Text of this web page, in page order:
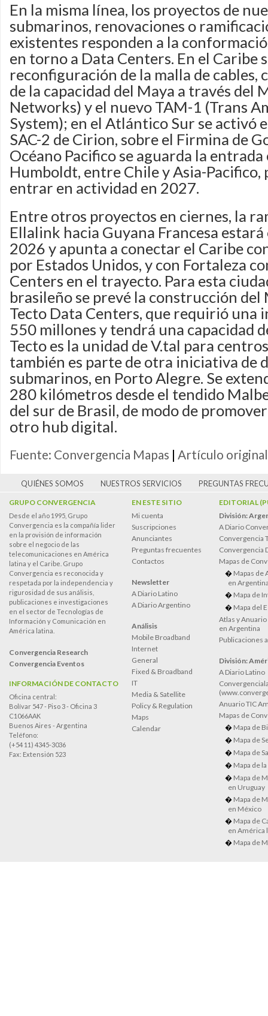
En la misma línea, los proyectos de
submarinos, renovaciones o
existentes responden a la
en torno a Data Centers. En el Caribe
reconfiguración de la malla de cables,
de la capacidad del Maya a través del
Networks) y el nuevo TAM-1 (Trans
System); en el Atlántico Sur se activó
SAC-2 de Cirion, sobre el Firmina de
Océano Pacifico se aguarda la
Humboldt, entre Chile y Asia-Pacifico,
entrar en actividad en 2027.
Entre otros proyectos en ciernes, la
Ellalink hacia Guyana Francesa
2026 y apunta a conectar el Caribe
por Estados Unidos, y con Fortaleza
Centers en el trayecto. Para esta
brasileño se prevé la construcción del
Tecto Data Centers, que requirió una
550 millones y tendrá una capacidad
Tecto es la unidad de V.tal para
también es parte de otra iniciativa de
submarinos, en Porto Alegre. Se
280 kilómetros desde el tendido
del sur de Brasil, de modo de
otro hub digital.
Fuente: Convergencia Mapas | Artículo original
QUIÉNES SOMOS NUESTROS SERVICIOS PREGUNTAS
GRUPO CONVERGENCIA
Desde el año 1995, Grupo
Convergencia es la compañía lider
en la provisión de información
sobre el negocio de las
telecomunicaciones en América
latina y el Caribe. Grupo
Convergencia es reconocida y
respetada por la independencia y
rigurosidad de sus análisis,
publicaciones e investigaciones
en el sector de Tecnologías de
Información y Comunicación en
América latina.
Convergencia Research
Convergencia Eventos
INFORMACIÓN DE CONTACTO
Oficina central:
Bolívar 547 - Piso 3 - Oficina 3
C1066AAK
Buenos Aires - Argentina
Teléfono:
(+54 11) 4345-3036
Fax: Extensión 523
EN ESTE SITIO
Mi cuenta
Suscripciones
Anunciantes
Preguntas frecuentes
Contactos
Newsletter
A Diario Latino
A Diario Argentino
Análisis
Mobile Broadband
Internet
General
Fixed & Broadband
IT
Media & Satellite
Policy & Regulation
Maps
Calendar
EDITORIAL
División:
A Diario
Convergencia
Convergencia
Mapas de
Mapas de
en
Mapa de
Mapa del
Atlas y
en Argentina
Publicaciones
División:
A Diario Latino
Anuario TIC
Mapas de
Mapa de
Mapa de
Mapa de
Mapa de
Mapa de
en Uruguay
Mapa de
en México
Mapa de
en América
Mapa de